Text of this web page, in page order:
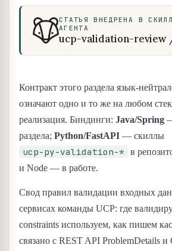
СТАТЬЯ ВНЕДРЕНА В
АГЕНТА
Контракт этого раздела язык-
означают одно и то же на любом
реализация. Биндинги: Java/Spring
раздела; Python/FastAPI — скиллы
ucp-py-validation-*
в
и Node — в работе.
Свод правил валидации входных
сервисах команды UCP: где
constraints используем, как пишем
связано с REST API ProblemDetails и